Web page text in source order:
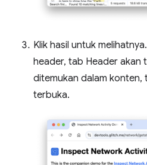
Klik hasil untuk
header, tab Header akan
ditemukan dalam konten,
terbuka.